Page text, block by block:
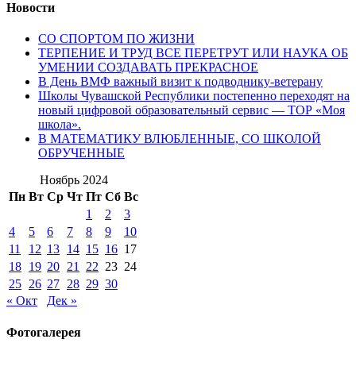
Новости
СО СПОРТОМ ПО ЖИЗНИ
ТЕРПЕНИЕ И ТРУД ВСЕ ПЕРЕТРУТ ИЛИ НАУКА ОБ
УМЕНИИ СОЗДАВАТЬ ПРЕКРАСНОЕ
В День ВМФ важный визит к подводнику-ветерану
Школы Чувашской Республики постепенно переходят на
новый цифровой образовательный сервис — ТОР «Моя
школа».
В МАТЕМАТИКУ ВЛЮБЛЕННЫЕ, СО ШКОЛОЙ
ОБРУЧЕННЫЕ
Ноябрь 2024
Пн Вт Ср Чт Пт Сб Вс
1
2
3
4
5 6 7 8 9
10
11
12 13 14 15 16 17
18 19 20 21 22 23 24
25 26 27 28 29 30
« Окт
Дек »
Фотогалерея